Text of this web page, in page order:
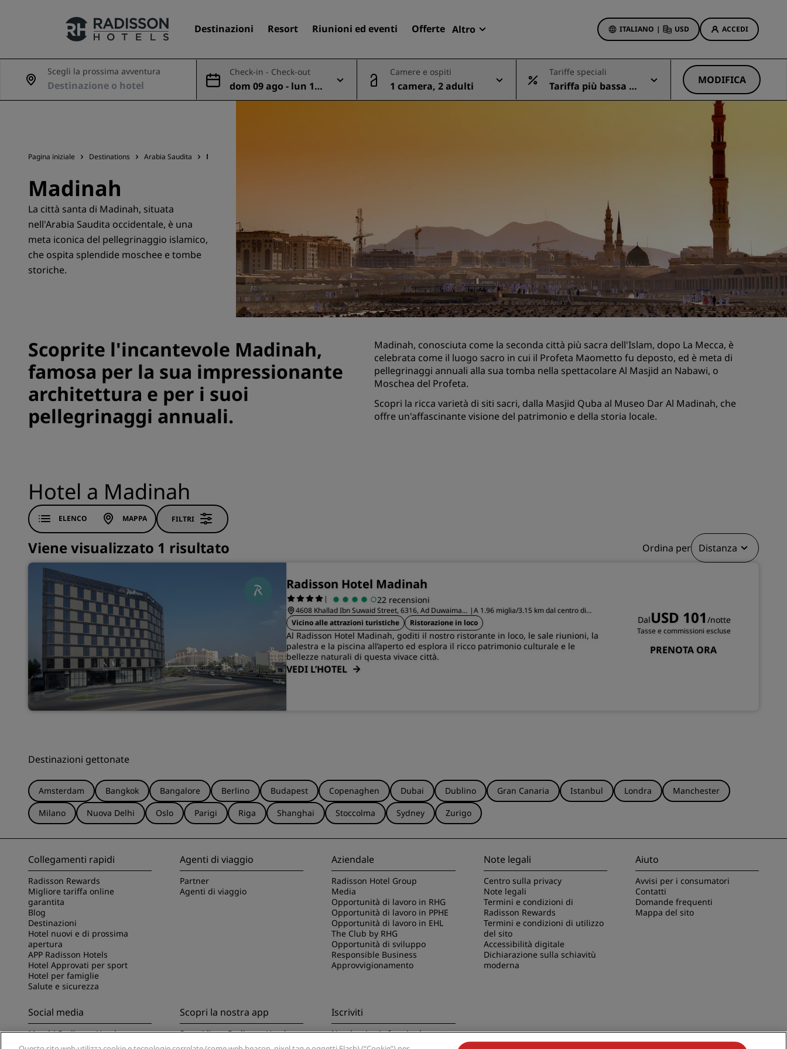
Destinazioni Resort Riunioni ed eventi Offerte Altro
Radisson Rewards
Le mie prenotazioni
ITALIANO | USD ACCEDI
I nostri Marchi
Trova il tuo hotel
Meeting ed eventi
Scopri Radisson Meetings
Prenota uno spazio per riunioni
Richiedi un preventivo
Destinazioni per eventi
Cerca voli
Cerca voli
Ristorazione
Offerte di hotel
Scopri le nostre offerte
Per la tua prima prenotazione,
Scopri i nostri pacchetti
Idee di viaggio
Hotel per famiglie
Rad Pets
Sedi per matrimoni
Soggiorni sostenibili
Viaggiatore d'affari
Hotel nel centro città
Visita il nostro blog
Radisson Rewards
ISCRIVITI
Scegli la prossima avventura Check-in - Check-out
dom 09 ago - lun 10
ago
Camere e ospiti
1 camera, 2 adulti
Tariffe speciali
Tariffa più bassa di
sponibile
MODIFICA
Pagina iniziale Destinations Arabia Saudita Madinah
Madinah
La città santa di Madinah, situata
nell'Arabia Saudita occidentale, è una
meta iconica del pellegrinaggio islamico,
che ospita splendide moschee e tombe
storiche.
Scoprite l'incantevole Madinah,
famosa per la sua impressionante
architettura e per i suoi
pellegrinaggi annuali.
Madinah, conosciuta come la seconda città più sacra dell'Islam, dopo La Mecca, è
celebrata come il luogo sacro in cui il Profeta Maometto fu deposto, ed è meta di
pellegrinaggi annuali alla sua tomba nella spettacolare Al Masjid an Nabawi, o
Moschea del Profeta.
Scopri la ricca varietà di siti sacri, dalla Masjid Quba al Museo Dar Al Madinah, che
offre un'affascinante visione del patrimonio e della storia locale.
Hotel a Madinah
ELENCO MAPPA FILTRI
Viene visualizzato 1 risultato Ordina per Distanza
Radisson Hotel Madinah
| 22 recensioni
4608 Khallad Ibn Suwaid Street, 6316, Ad Duwaimah
District
|A 1.96 miglia/3.15 km dal centro di
Madinah
Vicino alle attrazioni turistiche Ristorazione in loco
Al Radisson Hotel Madinah, goditi il nostro ristorante in loco, le sale riunioni, la
palestra e la piscina all’aperto ed esplora il ricco patrimonio culturale e le
bellezze naturali di questa vivace città.
VEDI L’HOTEL
DalUSD 101 /notte
Tasse e commissioni escluse
PRENOTA ORA
Destinazioni gettonate
Amsterdam Bangkok Bangalore Berlino Budapest Copenaghen Dubai Dublino Gran Canaria Istanbul Londra
Manchester
Milano
Nuova Delhi Oslo Parigi Riga Shanghai Stoccolma Sydney Zurigo
Collegamenti rapidi
Radisson Rewards
Migliore tariffa online
garantita
Blog
Destinazioni
Hotel nuovi e di prossima
apertura
APP Radisson Hotels
Hotel Approvati per sport
Hotel per famiglie
Salute e sicurezza
Agenti di viaggio
Partner
Agenti di viaggio
Aziendale
Radisson Hotel Group
Media
Opportunità di lavoro in RHG
Opportunità di lavoro in PPHE
Opportunità di lavoro in EHL
The Club by RHG
Opportunità di sviluppo
Responsible Business
Approvvigionamento
Note legali
Centro sulla privacy
Note legali
Termini e condizioni di
Radisson Rewards
Termini e condizioni di utilizzo
del sito
Accessibilità digitale
Dichiarazione sulla schiavitù
moderna
Aiuto
Avvisi per i consumatori
Contatti
Domande frequenti
Mappa del sito
Social media
Marchi Radisson Hotels
Scopri la nostra app
Scopri l'app Radisson Hotels
Iscriviti
Non lasciarti sfuggire le nostre
offerte migliori